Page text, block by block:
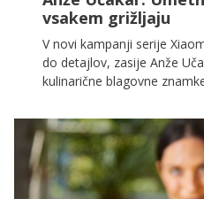
vsakem grižljaju
V novi kampanji serije
do detajlov, zasije Anže
kulinarične blagovne
prekratko za slabo pašto.
kuhanje je zgodba o
drobnih detajlov, ki